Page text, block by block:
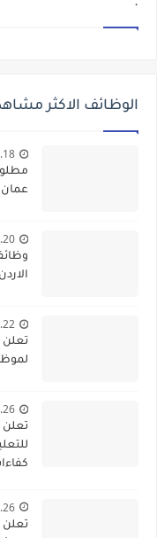
الوظائف الاكثر
عمان
الاردن
تعلن
تعلن
تعلن